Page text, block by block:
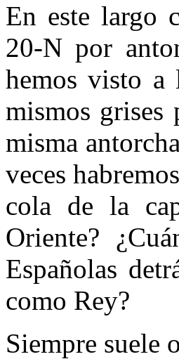
En este largo
20-N por
hemos visto a
mismos
misma
veces
cola de la
Oriente?
Españolas
como Rey?
Siempre suele